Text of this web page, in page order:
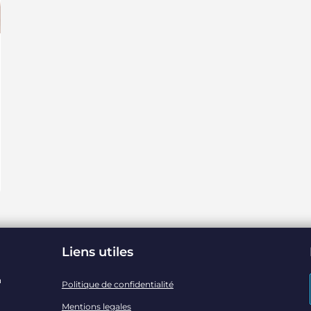
Liens utiles
Politique de confidentialité
Mentions legales